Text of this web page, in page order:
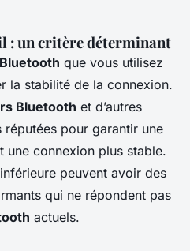
: un critère déterminant
que vous utilisez
la stabilité de la connexion.
Bluetooth et d’autres
réputées pour garantir une
une connexion plus stable.
peuvent avoir des
qui ne répondent pas
actuels.